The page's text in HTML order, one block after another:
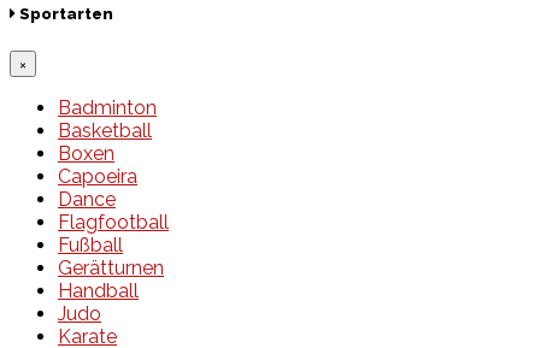
Sportarten
×
Badminton
Basketball
Boxen
Capoeira
Dance
Flagfootball
Fußball
Gerätturnen
Handball
Judo
Karate